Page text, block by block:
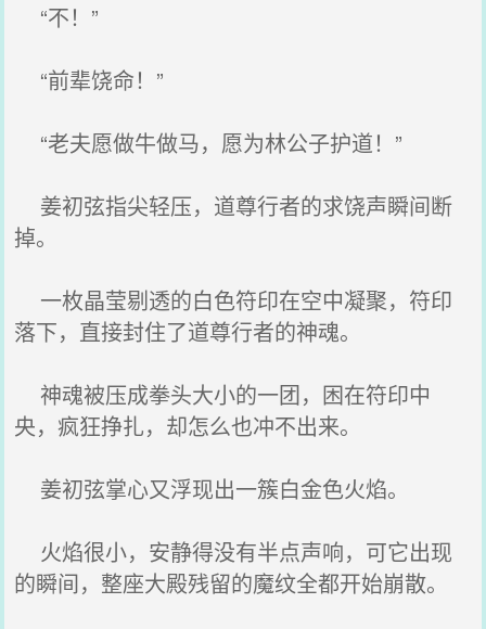
“不！”
“前辈饶命！”
“老夫愿做牛做马，愿为林公子护道！”
姜初弦指尖轻压，道尊行者的求饶声瞬间断
掉。
一枚晶莹剔透的白色符印在空中凝聚，符印
落下，直接封住了道尊行者的神魂。
神魂被压成拳头大小的一团，困在符印中
央，疯狂挣扎，却怎么也冲不出来。
姜初弦掌心又浮现出一簇白金色火焰。
火焰很小，安静得没有半点声响，可它出现
的瞬间，整座大殿残留的魔纹全都开始崩散。